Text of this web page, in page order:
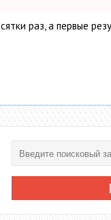
раз, а первые